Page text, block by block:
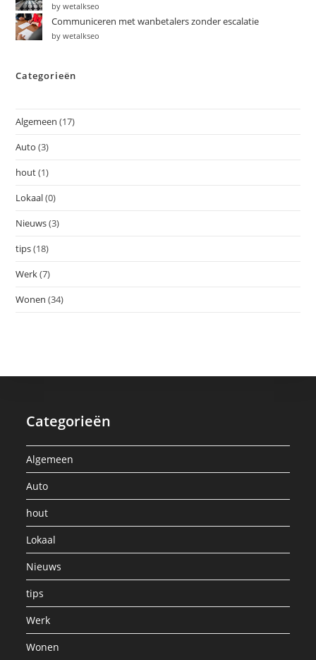
by wetalkseo
Communiceren met wanbetalers zonder escalatie
by wetalkseo
Categorieën
Algemeen (17)
Auto (3)
hout(1)
Lokaal(0)
Nieuws(3)
tips(18)
Werk(7)
Wonen (34)
Categorieën
Algemeen
Auto
hout
Lokaal
Nieuws
tips
Werk
Wonen